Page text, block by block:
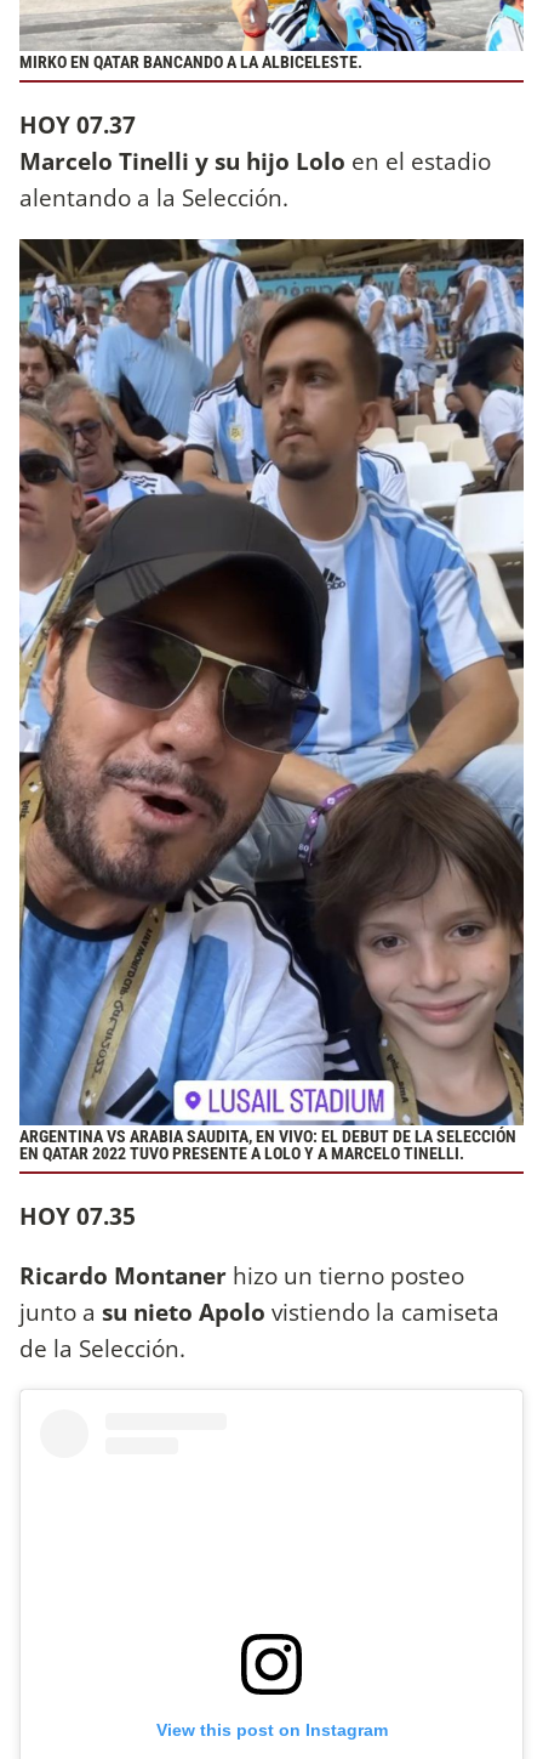
MIRKO EN QATAR BANCANDO A LA ALBICELESTE.
HOY 07.37
Marcelo Tinelli y su hijo Lolo en el estadio
alentando a la Selección.
ARGENTINA VS ARABIA SAUDITA, EN VIVO: EL DEBUT DE LA SELECCIÓN
EN QATAR 2022 TUVO PRESENTE A LOLO Y A MARCELO TINELLI.
HOY 07.35
Ricardo Montaner hizo un tierno posteo
junto a su nieto Apolo vistiendo la camiseta
de la Selección.
View this post on Instagram